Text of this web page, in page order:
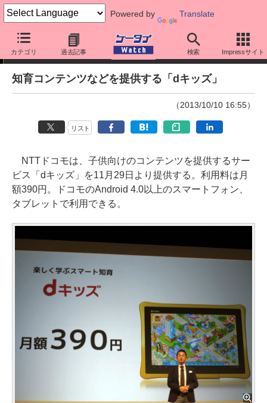
Powered by Translate
カテゴリ 過去記事 検索 Impressサイト
ニュース
知育コンテンツなどを提供する「dキッズ」
（2013/10/10 16:55）
リスト
NTTドコモは、子供向けのコンテンツを提供するサー
ビス「dキッズ」を11月29日より提供する。利用料は月
額390円。ドコモのAndroid 4.0以上のスマートフォン、
タブレットで利用できる。